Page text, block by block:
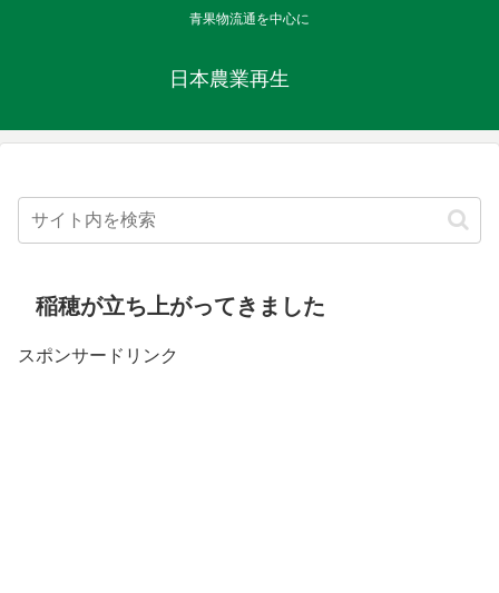
青果物流通を中心に
日本農業再生
稲穂が立ち上がってきました
スポンサードリンク